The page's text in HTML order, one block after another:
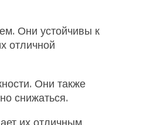
Они устойчивы к
отличной
Они также
снижаться.